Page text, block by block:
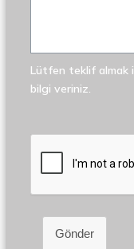
Lütfen teklif almak
bilgi veriniz.
Gönder